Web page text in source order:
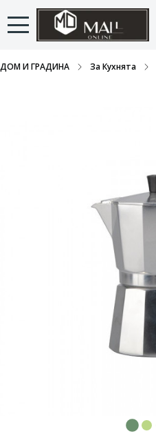
ДОМ И ГРАДИНА За Кухнята